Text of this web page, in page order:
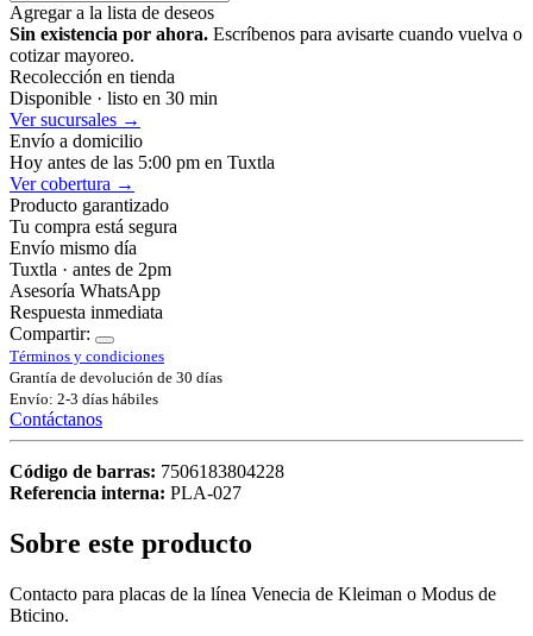
Agregar a la lista de deseos
Sin existencia por ahora. Escríbenos para avisarte cuando vuelva o
cotizar mayoreo.
Recolección en tienda
Disponible · listo en 30 min
Ver sucursales →
Envío a domicilio
Hoy antes de las 5:00 pm en Tuxtla
Ver cobertura →
Producto garantizado
Tu compra está segura
Envío mismo día
Tuxtla · antes de 2pm
Asesoría WhatsApp
Respuesta inmediata
Compartir:
Términos y condiciones
Grantía de devolución de 30 días
Envío: 2-3 días hábiles
Contáctanos
Código de barras: 7506183804228
Referencia interna: PLA-027
Sobre este producto
Contacto para placas de la línea Venecia de Kleiman o Modus de
Bticino.